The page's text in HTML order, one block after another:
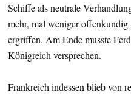
Schiffe als neutrale
mehr, mal weniger
ergriffen. Am Ende musste
Königreich versprechen.
Frankreich indessen blieb von